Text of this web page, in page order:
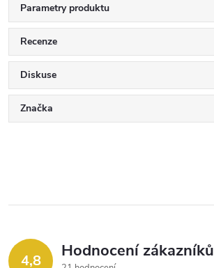
Parametry produktu
Recenze
Diskuse
Značka
4,8 Hodnocení zákazníků